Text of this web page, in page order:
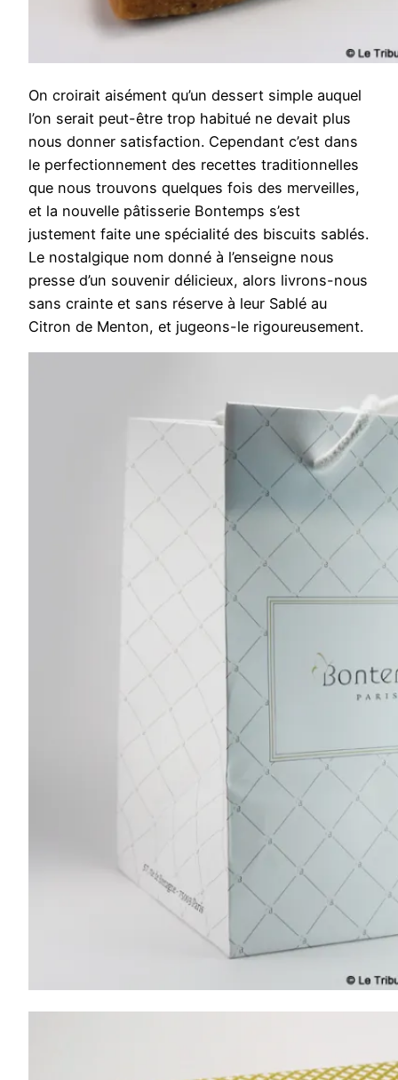
On croirait aisément qu’un dessert simple auquel
l’on serait peut-être trop habitué ne devait plus
nous donner satisfaction. Cependant c’est dans
le perfectionnement des recettes traditionnelles
que nous trouvons quelques fois des merveilles,
et la nouvelle pâtisserie Bontemps s’est
justement faite une spécialité des biscuits sablés.
Le nostalgique nom donné à l’enseigne nous
presse d’un souvenir délicieux, alors livrons-nous
sans crainte et sans réserve à leur Sablé au
Citron de Menton, et jugeons-le rigoureusement.